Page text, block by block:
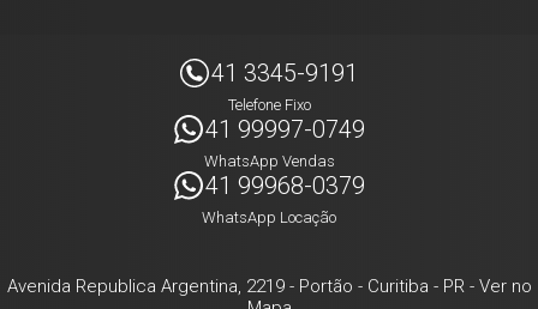
41 3345-9191
Telefone Fixo
41 99997-0749
WhatsApp Vendas
41 99968-0379
WhatsApp Locação
Avenida Republica Argentina, 2219- Portão - Curitiba - PR- Ver no